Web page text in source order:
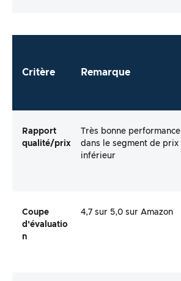
Critère Remarque
Rapport
qualité/prix
Très bonne performance
dans le segment de prix
inférieur
Coupe
d’évaluatio
n
4,7 sur 5,0 sur Amazon